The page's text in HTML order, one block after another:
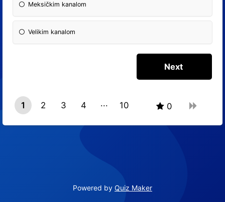
Meksičkim kanalom
Velikim kanalom
1 2 3
4
10 0
Powered by Quiz Maker